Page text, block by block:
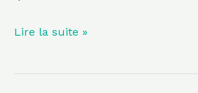
Lire la suite »